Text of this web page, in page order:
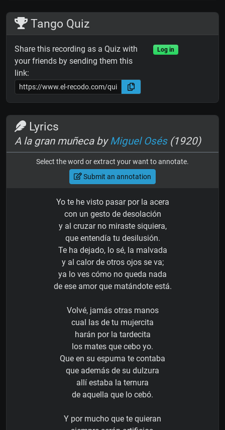
Tango Quiz
Share this recording as a Quiz with
your friends by sending them this
link:
Log in
Lyrics
A la gran muñeca byMiguel Osés(1920)
Select the word or extract your want to annotate.
Submit an annotation
Yo te he visto pasar por la acera
con un gesto de desolación
y al cruzar no miraste siquiera,
que entendía tu desilusión.
Te ha dejado, lo sé, la malvada
y al calor de otros ojos se va;
ya lo ves cómo no queda nada
de ese amor que matándote está.
Volvé, jamás otras manos
cual las de tu mujercita
harán por la tardecita
los mates que cebo yo.
Que en su espuma te contaba
que además de su dulzura
allí estaba la ternura
de aquella que lo cebó.
Y por mucho que te quieran